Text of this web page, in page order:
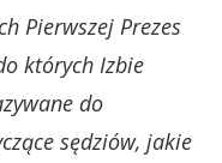
Pierwszej Prezes
których Izbie
do
sędziów, jakie